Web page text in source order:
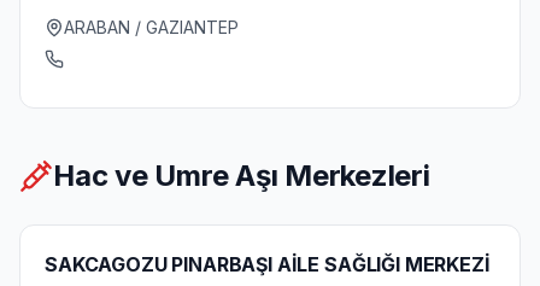
ARABAN / GAZIANTEP
Hac ve Umre Aşı Merkezleri
SAKCAGOZU PINARBAŞI AİLE SAĞLIĞI MERKEZİ